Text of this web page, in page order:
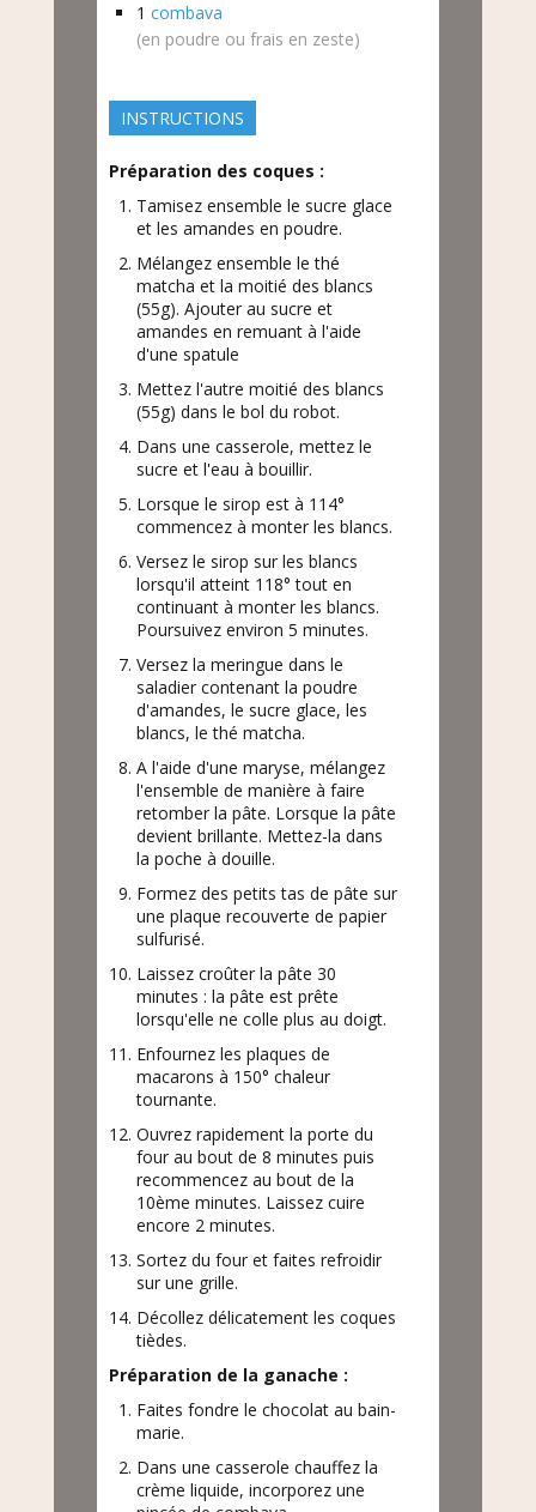
1 combava
(en poudre ou frais en zeste)
INSTRUCTIONS
Préparation des coques :
Tamisez ensemble le sucre glace
et les amandes en poudre.
Mélangez ensemble le thé
matcha et la moitié des blancs
(55g). Ajouter au sucre et
amandes en remuant à l'aide
d'une spatule
Mettez l'autre moitié des blancs
(55g) dans le bol du robot.
Dans une casserole, mettez le
sucre et l'eau à bouillir.
Lorsque le sirop est à 114°
commencez à monter les blancs.
Versez le sirop sur les blancs
lorsqu'il atteint 118° tout en
continuant à monter les blancs.
Poursuivez environ 5 minutes.
Versez la meringue dans le
saladier contenant la poudre
d'amandes, le sucre glace, les
blancs, le thé matcha.
A l'aide d'une maryse, mélangez
l'ensemble de manière à faire
retomber la pâte. Lorsque la pâte
devient brillante. Mettez-la dans
la poche à douille.
Formez des petits tas de pâte sur
une plaque recouverte de papier
sulfurisé.
Laissez croûter la pâte 30
minutes : la pâte est prête
lorsqu'elle ne colle plus au doigt.
Enfournez les plaques de
macarons à 150° chaleur
tournante.
Ouvrez rapidement la porte du
four au bout de 8 minutes puis
recommencez au bout de la
10ème minutes. Laissez cuire
encore 2 minutes.
Sortez du four et faites refroidir
sur une grille.
Décollez délicatement les coques
tièdes.
Préparation de la ganache :
Faites fondre le chocolat au bain-
marie.
Dans une casserole chauffez la
crème liquide, incorporez une